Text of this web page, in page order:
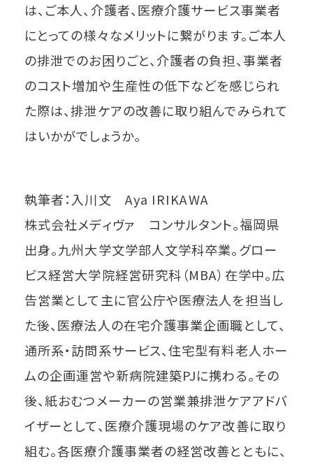
は、ご本人、介護者、医療介護サービス事業者
にとっての様々なメリットに繋がります。ご本人
の排泄でのお困りごと、介護者の負担、事業者
のコスト増加や生産性の低下などを感じられ
た際は、排泄ケアの改善に取り組んでみられて
はいかがでしょうか。
執筆者：入川文 Aya IRIKAWA
株式会社メディヴァ コンサルタント。福岡県
出身。九州大学文学部人文学科卒業。グロー
ビス経営大学院経営研究科（MBA）在学中。広
告営業として主に官公庁や医療法人を担当し
た後、医療法人の在宅介護事業企画職として、
通所系・訪問系サービス、住宅型有料老人ホー
ムの企画運営や新病院建築PJに携わる。その
後、紙おむつメーカーの営業兼排泄ケアアドバ
イザーとして、医療介護現場のケア改善に取り
組む。各医療介護事業者の経営改善とともに、